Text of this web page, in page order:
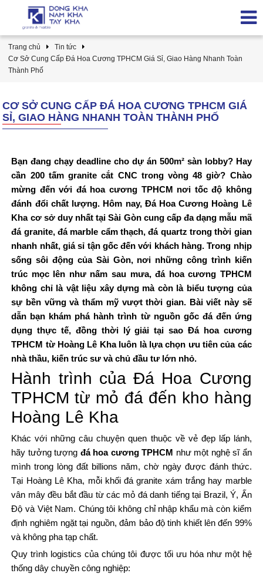
Trang chủ
Tin tức
Cơ Sở Cung Cấp Đá Hoa Cương TPHCM Giá Sỉ, Giao Hàng Nhanh Toàn
Thành Phố
CƠ SỞ CUNG CẤP ĐÁ HOA CƯƠNG TPHCM GIÁ
SỈ, GIAO HÀNG NHANH TOÀN THÀNH PHỐ
Bạn đang chạy deadline cho dự án 500m² sàn lobby? Hay
cần 200 tấm granite cắt CNC trong vòng 48 giờ? Chào
mừng đến với đá hoa cương TPHCM nơi tốc độ không
đánh đổi chất lượng. Hôm nay, Đá Hoa Cương Hoàng Lê
Kha cơ sở duy nhất tại Sài Gòn cung cấp đa dạng mẫu mã
đá granite, đá marble cẩm thạch, đá quartz trong thời gian
nhanh nhất, giá sỉ tận gốc đến với khách hàng. Trong nhịp
sống sôi động của Sài Gòn, nơi những công trình kiến
trúc mọc lên như nấm sau mưa, đá hoa cương TPHCM
không chỉ là vật liệu xây dựng mà còn là biểu tượng của
sự bền vững và thẩm mỹ vượt thời gian. Bài viết này sẽ
dẫn bạn khám phá hành trình từ nguồn gốc đá đến ứng
dụng thực tế, đồng thời lý giải tại sao Đá hoa cương
TPHCM từ Hoàng Lê Kha luôn là lựa chọn ưu tiên của các
nhà thầu, kiến trúc sư và chủ đầu tư lớn nhỏ.
Hành trình của Đá Hoa Cương
TPHCM từ mỏ đá đến kho hàng
Hoàng Lê Kha
Khác với những câu chuyện quen thuộc về vẻ đẹp lấp lánh,
hãy tưởng tượng đá hoa cương TPHCM như một nghệ sĩ ẩn
mình trong lòng đất billions năm, chờ ngày được đánh thức.
Tại Hoàng Lê Kha, mỗi khối đá granite xám trắng hay marble
vân mây đều bắt đầu từ các mỏ đá danh tiếng tại Brazil, Ý, Ấn
Độ và Việt Nam. Chúng tôi không chỉ nhập khẩu mà còn kiểm
định nghiêm ngặt tại nguồn, đảm bảo độ tinh khiết lên đến 99%
và không pha tạp chất.
Quy trình logistics của chúng tôi được tối ưu hóa như một hệ
thống dây chuyền công nghiệp: